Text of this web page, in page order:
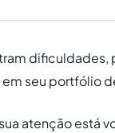
dificuldades,
seu portfólio
atenção está